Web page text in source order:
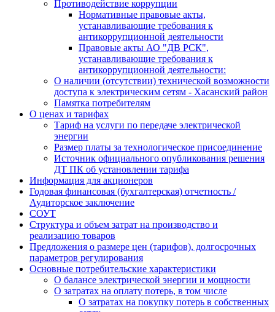
Противодействие коррупции
Нормативные правовые акты,
устанавливающие требования к
антикоррупционной деятельности
Правовые акты АО "ДВ РСК",
устанавливающие требования к
антикоррупционной деятельности:
О наличии (отсутствии) технической возможности
доступа к электрическим сетям - Хасанский район
Памятка потребителям
О ценах и тарифах
Тариф на услуги по передаче электрической
энергии
Размер платы за технологическое присоединение
Источник официального опубликования решения
ДТ ПК об установлении тарифа
Информация для акционеров
Годовая финансовая (бухгалтерская) отчетность /
Аудиторское заключение
СОУТ
Структура и объем затрат на производство и
реализацию товаров
Предложения о размере цен (тарифов), долгосрочных
параметров регулирования
Основные потребительские характеристики
О балансе электрической энергии и мощности
О затратах на оплату потерь, в том числе
О затратах на покупку потерь в собственных